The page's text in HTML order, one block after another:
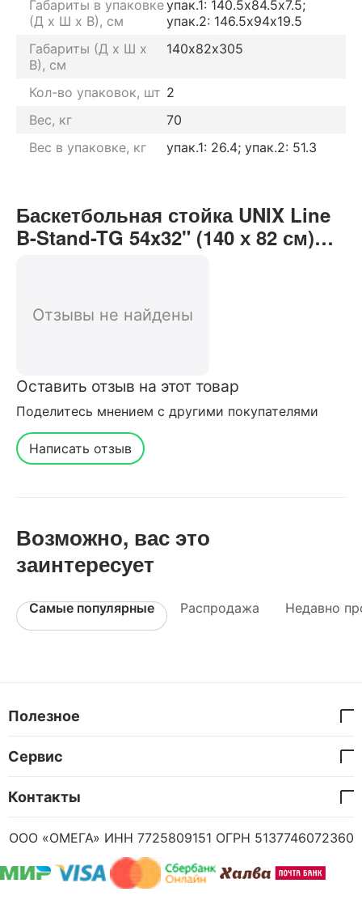
Габариты в упаковке
(Д х Ш х В), см
упак.1: 140.5х84.5х7.5;
упак.2: 146.5х94х19.5
Габариты (Д х Ш х
В), см
140х82х305
Кол-во упаковок, шт 2
Вес, кг
70
Вес в упаковке, кг
упак.1: 26.4; упак.2: 51.3
Баскетбольная стойка UNIX Line
B-Stand-TG 54x32" (140 х 82 см)
интернет-магазина
Отзывы не найдены
Оставить отзыв на этот товар
Поделитесь мнением с другими покупателями
Написать отзыв
Возможно, вас это
заинтересует
Самые популярные Распродажа Недавно
Полезное
Сервис
Контакты
ООО «ОМЕГА» ИНН 7725809151 ОГРН 5137746072360